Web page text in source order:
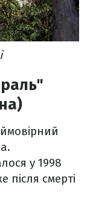
у 1998
після смерті